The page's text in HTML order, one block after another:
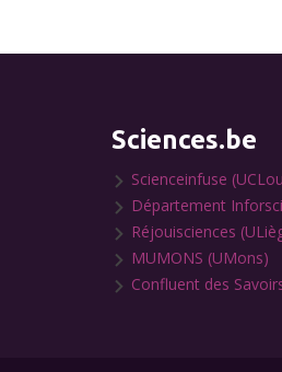
Sciences.be
Scienceinfuse
Département
Réjouisciences
MUMONS (UMons)
Confluent des